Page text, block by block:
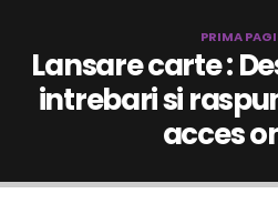
PRIMA
Lansare carte :
intrebari si
acces